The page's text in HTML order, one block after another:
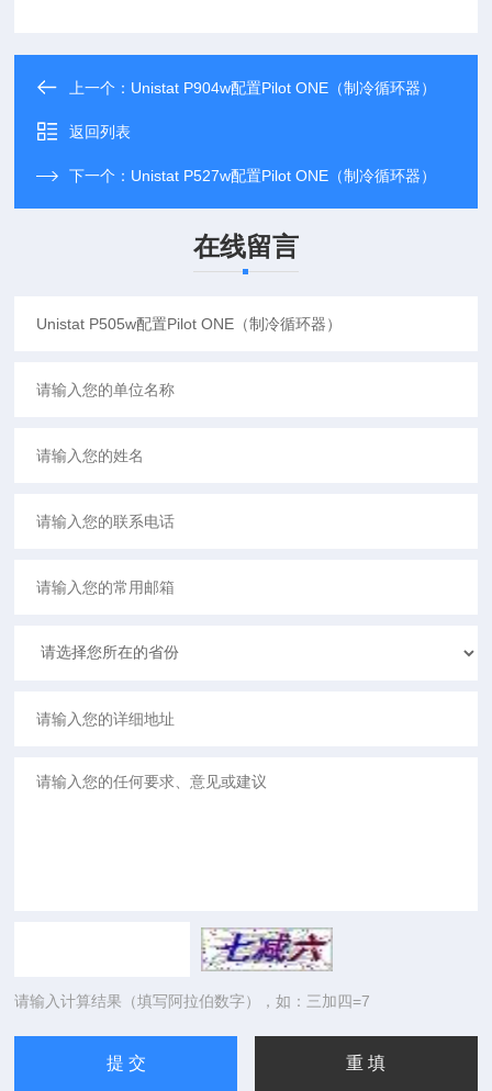
上一个： Unistat P904w配置Pilot ONE（制冷循环器）
返回列表
下一个： Unistat P527w配置Pilot ONE（制冷循环器）
在线留言
请输入计算结果（填写阿拉伯数字），如：三加四=7